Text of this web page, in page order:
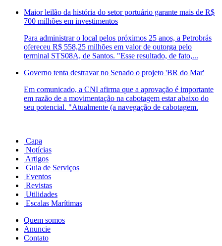
Maior leilão da história do setor portuário garante mais de R$
700 milhões em investimentos
Para administrar o local pelos próximos 25 anos, a Petrobrás
ofereceu R$ 558,25 milhões em valor de outorga pelo
terminal STS08A, de Santos. "Esse resultado, de fato,...
Governo tenta destravar no Senado o projeto 'BR do Mar'
Em comunicado, a CNI afirma que a aprovação é importante
em razão de a movimentação na cabotagem estar abaixo do
seu potencial. "Atualmente (a navegação de cabotagem.
Capa
Notícias
Artigos
Guia de Serviços
Eventos
Revistas
Utilidades
Escalas Marítimas
Quem somos
Anuncie
Contato